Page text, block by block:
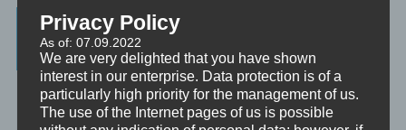
Beratung, Mentoring, Supervision und
Ausbildung
Beratung
Beratung ist das individuelle Aufarbeiten verschiedenster
Problemstellungen durch Interaktion zwischen einer unabhängigen
Privacy Policy
As of: 07.09.2022
We are very delighted that you have shown
interest in our enterprise. Data protection is of a
particularly high priority for the management of us.
The use of the Internet pages of us is possible